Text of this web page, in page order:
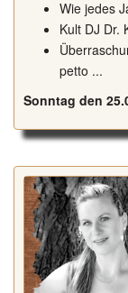
Wie jedes
Kult DJ Dr.
petto ...
Sonntag den